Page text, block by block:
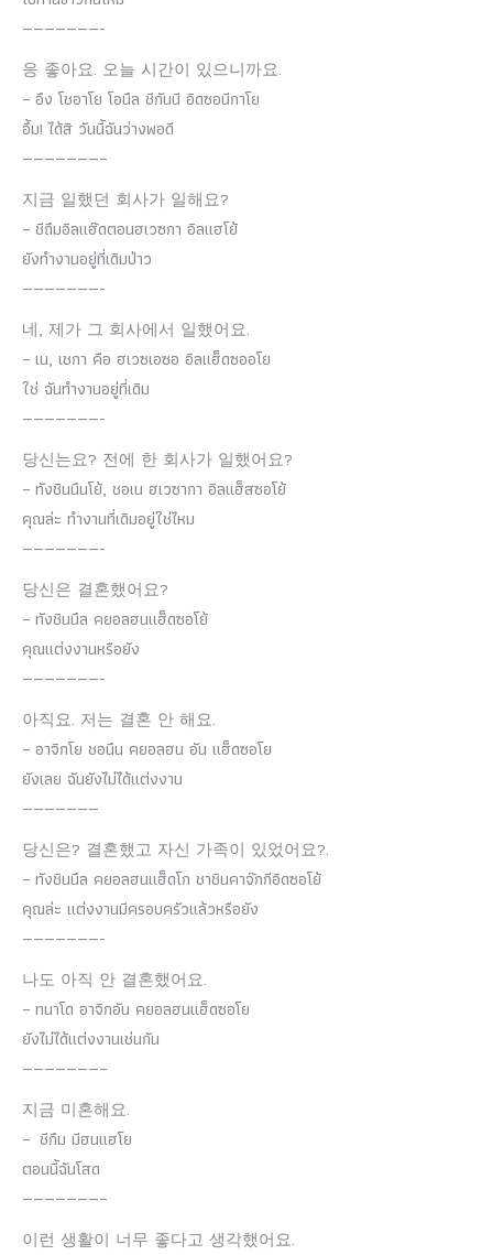
———————-
응 좋아요. 오늘 시간이 있으니까요.
– อึง โชอาโย โอนึล ชีกันนี อิดซอนีกาโย
อึ้ม! ได้สิ วันนี้ฉันว่างพอดี
———————–
지금 일했던 회사가 일해요?
– ชีถึมอิลแฮ๊ดตอนฮเวซกา อิลแฮโย้
ยังทำงานอยู่ที่เดิมป่าว
———————-
네, 제가 그 회사에서 일했어요.
– เน, เชกา คือ ฮเวซเอซอ อิลแฮ็ดซออโย
ใช่ ฉันทำงานอยู่ที่เดิม
———————-
당신는요? 전에 한 회사가 일했어요?
– ทังชินนึนโย้, ชอเน ฮเวซากา อิลแฮ็สซอโย้
คุณล่ะ ทำงานที่เดิมอยู่ใช่ไหม
———————-
당신은 결혼했어요?
– ทังชินนึล คยอลฮนแฮ็ดซอโย้
คุณแต่งงานหรือยัง
———————-
아직요. 저는 결혼 안 해요.
– อาจิกโย ชอนึน คยอลฮน อัน แฮ็ดซอโย
ยังเลย ฉันยังไม่ได้แต่งงาน
———————
당신은? 결혼했고 자신 가족이 있었어요?.
– ทังชินนึล คยอลฮนแฮ็ดโก ชาชินคาจ๊กกีอิดซอโย้
คุณล่ะ แต่งงานมีครอบครัวแล้วหรือยัง
———————-
나도 아직 안 결혼했어요.
– ทนาโด อาจิกอัน คยอลฮนแฮ็ดซอโย
ยังไม่ได้แต่งงานเช่นกัน
———————–
지금 미혼해요.
– ชีกึม มีฮนแฮโย
ตอนนี้ฉันโสด
———————–
이런 생활이 너무 좋다고 생각했어요.